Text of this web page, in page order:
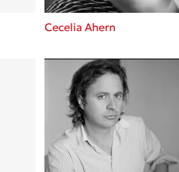
Cecelia Ahern